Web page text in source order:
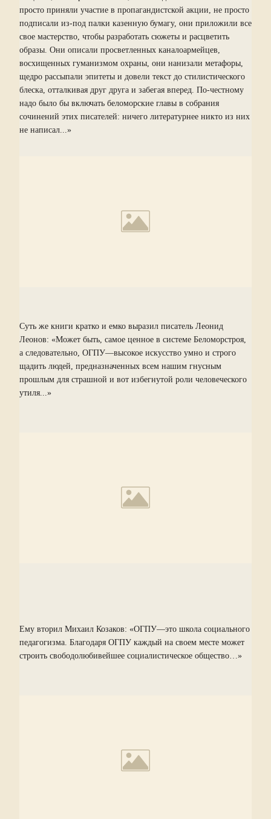
просто приняли участие в пропагандистской акции, не просто
подписали из-под палки казенную бумагу, они приложили все
свое мастерство, чтобы разработать сюжеты и расцветить
образы. Они описали просветленных каналоармейцев,
восхищенных гуманизмом охраны, они нанизали метафоры,
щедро рассыпали эпитеты и довели текст до стилистического
блеска, отталкивая друг друга и забегая вперед. По-честному
надо было бы включать беломорские главы в собрания
сочинений этих писателей: ничего литературнее никто из них
не написал...»
Суть же книги кратко и емко выразил писатель Леонид
Леонов: «Может быть, самое ценное в системе Беломорстроя,
а следовательно, ОГПУ—высокое искусство умно и строго
щадить людей, предназначенных всем нашим гнусным
прошлым для страшной и вот избегнутой роли человеческого
утиля...»
Ему вторил Михаил Козаков: «ОГПУ—это школа социального
педагогизма. Благодаря ОГПУ каждый на своем месте может
строить свободолюбивейшее социалистическое общество…»